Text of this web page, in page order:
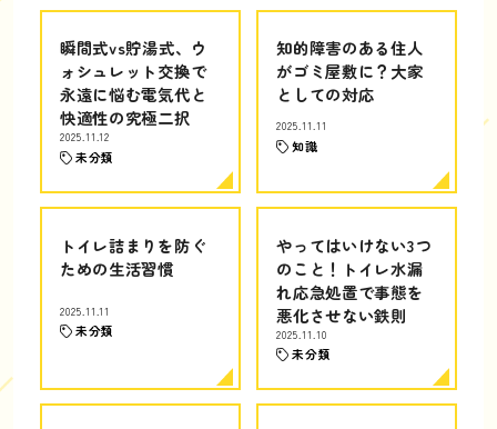
瞬間式vs貯湯式、ウ
ォシュレット交換で
永遠に悩む電気代と
快適性の究極二択
2025.11.12
未分類
知的障害のある住人
がゴミ屋敷に？大家
としての対応
2025.11.11
知識
トイレ詰まりを防ぐ
ための生活習慣
2025.11.11
未分類
やってはいけない3つ
のこと！トイレ水漏
れ応急処置で事態を
悪化させない鉄則
2025.11.10
未分類